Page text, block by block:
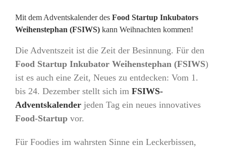
Mit dem Adventskalender des Food Startup Inkubators
Weihenstephan (FSIWS) kann Weihnachten kommen!
Die Adventszeit ist die Zeit der Besinnung. Für den
Food Startup Inkubator Weihenstephan (FSIWS)
ist es auch eine Zeit, Neues zu entdecken: Vom 1.
bis 24. Dezember stellt sich im FSIWS-
Adventskalender jeden Tag ein neues innovatives
Food-Startup vor.
Für Foodies im wahrsten Sinne ein Leckerbissen,